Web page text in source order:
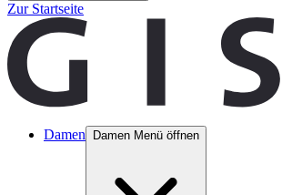
Zur Startseite
Damen Damen Menü öffnen